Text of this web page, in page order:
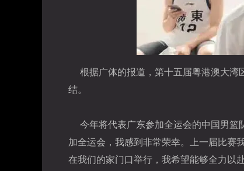
根据广体的报道，第十五届粤港澳大
结。
今年将代表广东参加全运会的中国男篮
加全运会，我感到非常荣幸。上一届比赛
在我们的家门口举行，我希望能够全力以